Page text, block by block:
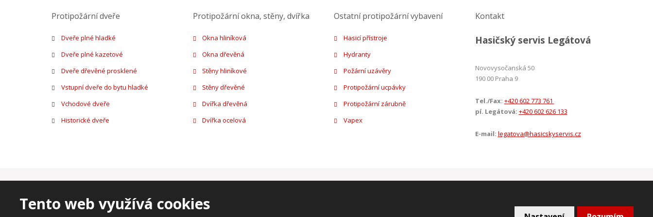
Protipožární dveře
Dveře plné hladké
Dveře plné kazetové
Dveře dřevěné prosklené
Vstupní dveře do bytu hladké
Vchodové dveře
Historické dveře
Protipožární okna, stěny, dvířka
Okna hliníková
Okna dřevěná
Stěny hliníkové
Stěny dřevěné
Dvířka dřevěná
Dvířka ocelová
Ostatní protipožární vybavení
Hasicí přístroje
Hydranty
Požární uzávěry
Protipožární ucpávky
Protipožární zárubně
Vapex
Kontakt
Hasičský servis Legátová
Novovysočanská 50
190 00 Praha 9
Tel./Fax: +420 602 773 761
pí. Legátová: +420 602 626 133
E-mail: legatova@hasicskyservis.cz
Tento web je chráněn pomocí Google ReCAPTCHA a platí pro něj společnosti Google.
Tento web využívá cookies